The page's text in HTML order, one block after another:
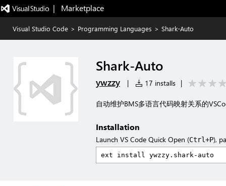
|   Marketplace
Visual Studio Code > Programming Languages > Shark-Auto
Shark-Auto
ywzzy | 17 installs |
自动维护BMS多语言代码映射关系的
Installation
Launch VS Code Quick Open (Ctrl+P),